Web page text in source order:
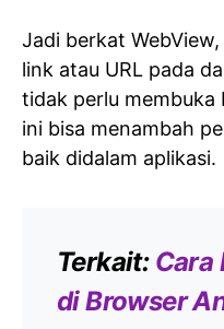
Jadi berkat
link atau URL pada
tidak perlu
ini bisa menambah
baik didalam aplikasi.
Terkait: Cara
di Browser